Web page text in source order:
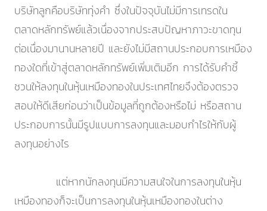
บริษัทลูกคือบริษัททุ่งคำ ซึ่งในปัจจุบันไม่มีการเทรดใน
ตลาดหลักทรัพย์แล้วเนื่องจากประสบปัญหาภาวะขาดทุน
ต่อเนื่องมานานหลายปี และยังไม่มีสถานประกอบการเหมือง
ทองใดที่เข้าสู่ตลาดหลักทรัพย์เพิ่มเติมอีก การได้รับคำชี้
ชวนให้ลงทุนในหุ้นเหมืองทองในประเทศไทยจึงต้องตรวจ
สอบให้ดีเสียก่อนว่าเป็นข้อมูลที่ถูกต้องหรือไม่ หรือสถาน
ประกอบการนั้นมีรูปแบบการลงทุนและมอบกำไรให้กับผู้
ลงทุนอย่างไร
แต่หากนักลงทุนมีความสนใจในการลงทุนในหุ้น
เหมืองทองก็จะเป็นการลงทุนในหุ้นเหมืองทองในต่าง